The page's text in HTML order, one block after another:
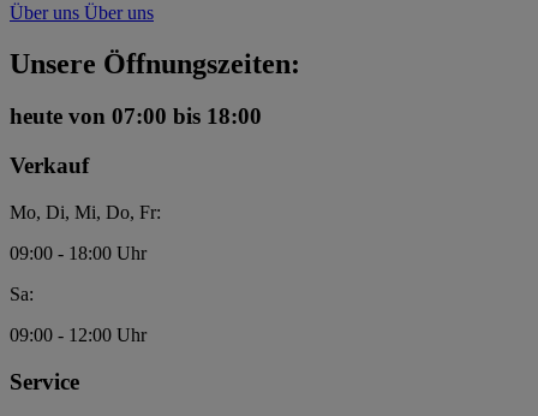
Über uns Über uns
Unsere Öffnungszeiten:
heute von 07:00 bis 18:00
Verkauf
Mo, Di, Mi, Do, Fr:
09:00 - 18:00 Uhr
Sa:
09:00 - 12:00 Uhr
Service